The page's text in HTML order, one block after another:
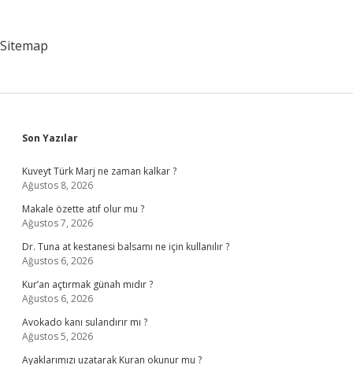
Sitemap
Sidebar
Son Yazılar
Kuveyt Türk Marj ne zaman kalkar ?
Ağustos 8, 2026
Makale özette atıf olur mu ?
Ağustos 7, 2026
Dr. Tuna at kestanesi balsamı ne için kullanılır ?
Ağustos 6, 2026
Kur’an açtırmak günah mıdır ?
Ağustos 6, 2026
Avokado kanı sulandırır mı ?
Ağustos 5, 2026
Ayaklarımızı uzatarak Kuran okunur mu ?